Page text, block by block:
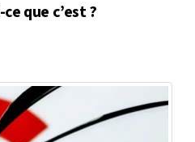
que c’est ?